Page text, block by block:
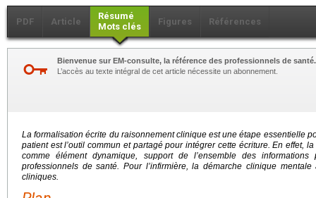
PDF Article
Résumé
Mots clés
Figures Références
Bienvenue sur EM-consulte, la référence des professionnels de santé.
L’accès au texte intégral de cet article nécessite un abonnement.
La formalisation écrite du raisonnement clinique est une étape essentielle
patient est l’outil commun et partagé pour intégrer cette écriture. En effet,
comme élément dynamique, support de l’ensemble des
professionnels de santé. Pour l’infirmière, la démarche clinique
cliniques.